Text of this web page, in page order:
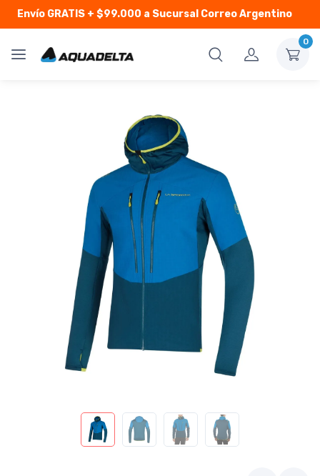
Envío GRATIS+ $99.000 a Sucursal Correo Argentino
0